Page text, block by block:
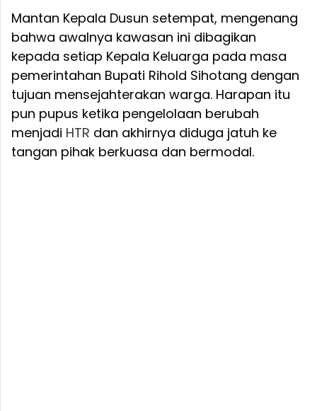
Mantan Kepala Dusun setempat, mengenang
bahwa awalnya kawasan ini dibagikan
kepada setiap Kepala Keluarga pada masa
pemerintahan Bupati Rihold Sihotang dengan
tujuan mensejahterakan warga. Harapan itu
pun pupus ketika pengelolaan berubah
menjadi HTR dan akhirnya diduga jatuh ke
tangan pihak berkuasa dan bermodal.